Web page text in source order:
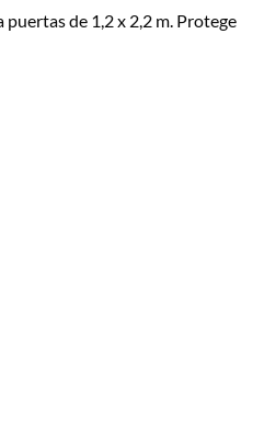
de 1,2 x 2,2 m. Protege